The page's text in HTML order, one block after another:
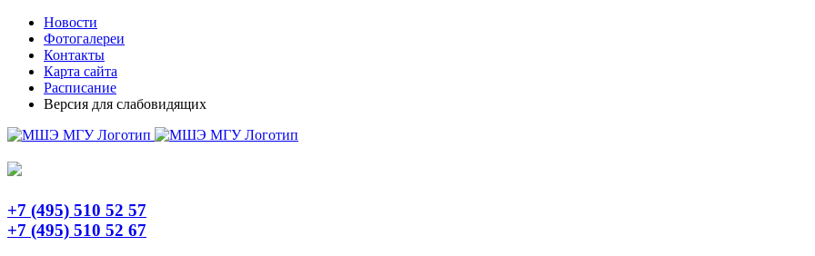
Skip
content
TelegramНовости
Фотогалереи
Контакты
Карта сайта
Расписание
Версия для слабовидящих
+7 (495) 510 52 57
+7 (495) 510 52 67